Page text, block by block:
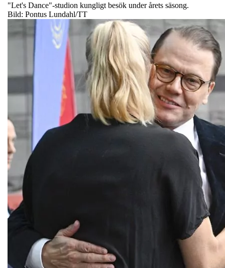
"Let's Dance"-studion kungligt besök under årets säsong.
Bild: Pontus Lundahl/TT